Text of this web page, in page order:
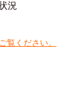
況
覧ください。